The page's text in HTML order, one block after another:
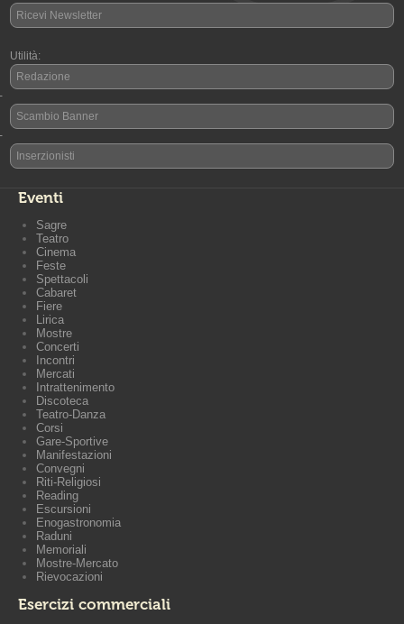
Ricevi Newsletter
Utilità:
Redazione
-
Scambio Banner
-
Inserzionisti
Eventi
Sagre
Teatro
Cinema
Feste
Spettacoli
Cabaret
Fiere
Lirica
Mostre
Concerti
Incontri
Mercati
Intrattenimento
Discoteca
Teatro-Danza
Corsi
Gare-Sportive
Manifestazioni
Convegni
Riti-Religiosi
Reading
Escursioni
Enogastronomia
Raduni
Memoriali
Mostre-Mercato
Rievocazioni
Esercizi commerciali